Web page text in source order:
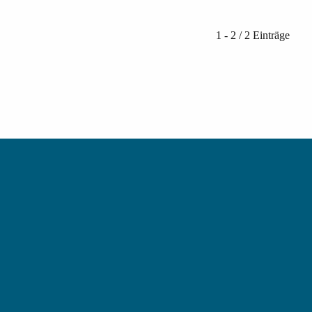
1 - 2 / 2 Einträge